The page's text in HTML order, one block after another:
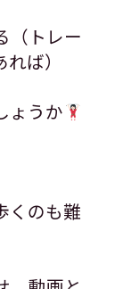
（トレー
ば）
ょうか
くのも難